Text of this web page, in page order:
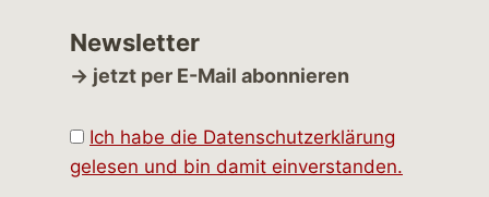
Newsletter
→ jetzt per E-Mail abonnieren
Ich habe die Datenschutzerklärung
gelesen und bin damit einverstanden.